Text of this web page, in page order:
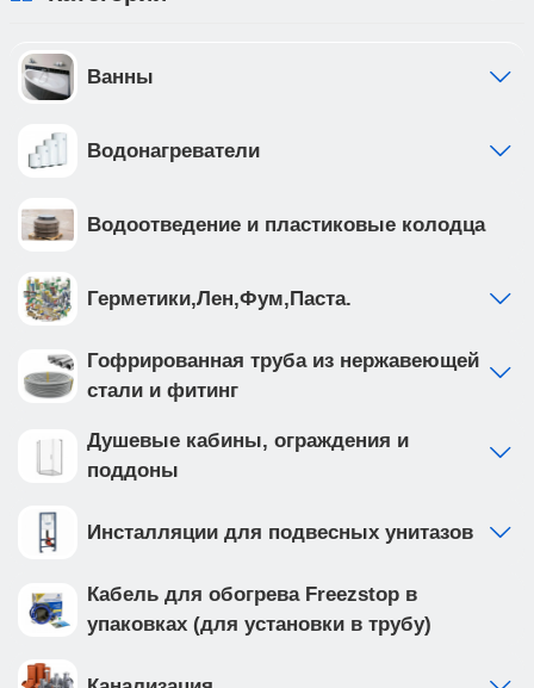
Ванны
Водонагреватели
Водоотведение и пластиковые колодца
Герметики,Лен,Фум,Паста.
Гофрированная труба из нержавеющей
стали и фитинг
Душевые кабины, ограждения и
поддоны
Инсталляции для подвесных унитазов
Кабель для обогрева Freezstop в
упаковках (для установки в трубу)